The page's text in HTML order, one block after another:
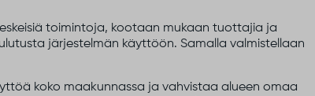
toimintoja, kootaan mukaan tuottajia ja
järjestelmän käyttöön. Samalla valmistellaan
koko maakunnassa ja vahvistaa alueen omaa